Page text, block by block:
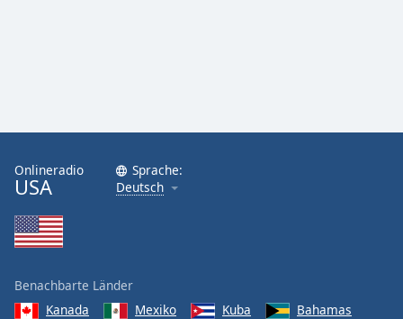
Onlineradio
USA
Sprache:
Deutsch
Benachbarte Länder
Kanada
Mexiko Kuba
Bahamas